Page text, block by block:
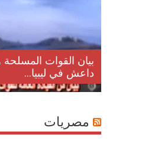
بيان القوات
داعش في ليبيا...
مصريات